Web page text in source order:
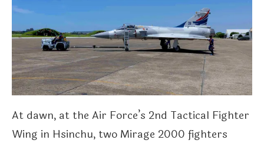
At dawn, at the Air Force’s 2nd Tactical Fighter
Wing in Hsinchu, two Mirage 2000 fighters